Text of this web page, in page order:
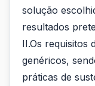
solução
resultados
II.Os requisitos
genéricos,
práticas de